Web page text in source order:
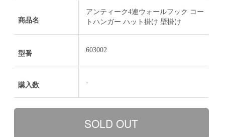
商品名
アンティーク4連ウォールフック コー
トハンガー ハット掛け 壁掛け
型番 603002
購入数 -